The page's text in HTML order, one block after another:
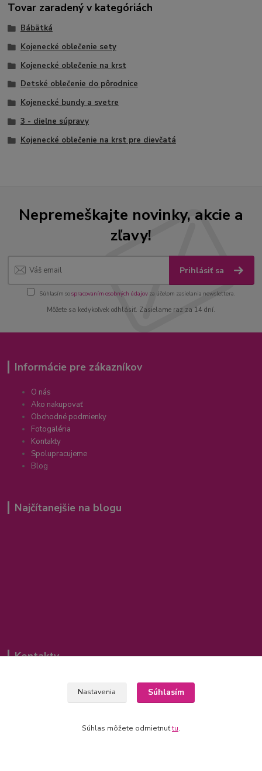
Tovar zaradený v kategóriách
Bábätká
Kojenecké oblečenie sety
Kojenecké oblečenie na krst
Detské oblečenie do pôrodnice
Kojenecké bundy a svetre
3 - dielne súpravy
Kojenecké oblečenie na krst pre dievčatá
Nepremeškajte novinky, akcie a
zľavy!
Prihlásiť sa
Súhlasím sospracovaním osobných údajov za účelom zasielania newslettera.
Môžete sa kedykoľvek odhlásiť. Zasielame raz za 14 dní.
Informácie pre zákazníkov
O nás
Ako nakupovať
Obchodné podmienky
Fotogaléria
Kontakty
Spolupracujeme
Blog
Najčítanejšie na blogu
Kontakty
Nastavenia Súhlasím
Súhlas môžete odmietnuťtu.